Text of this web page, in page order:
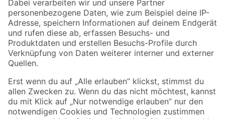
Zahlungsarten Versandarten
Sicher einkaufen
Jetzt die toom-App herunterladen